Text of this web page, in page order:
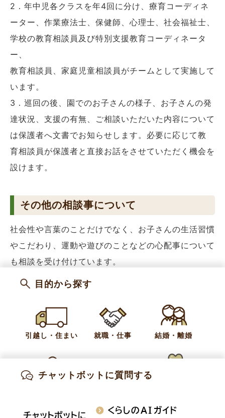
2．年中児各クラスを年4回に分け、療育コーディネ
ーター、作業療法士、保健師、心理士、社会福祉士、
学校の教育相談員及び特別支援教育コーディネータ
ー、
教育相談員、家庭児童相談員がチームとして実施して
います。
3．巡回の後、園でのお子さんの様子、お子さんの発
達状況、支援の有無、ご相談いただいた内容について
は保護者へ文書でお知らせします。必要に応じて教
育相談員が保護者と直接お話をさせていただく機会を
設けます。
その他の相談事について
社会性や言葉のことだけでなく、お子さんの生活習慣
やこだわり、運動や遊びのことなどの心配事について
も相談を受け付けています。
妊娠・出産
未就学児 児童福祉
教育委員会 子ども課 子ども家庭支援係
目的から探す
引越し・住まい 就職・仕事 結婚・離婚
チャットボットに質問する